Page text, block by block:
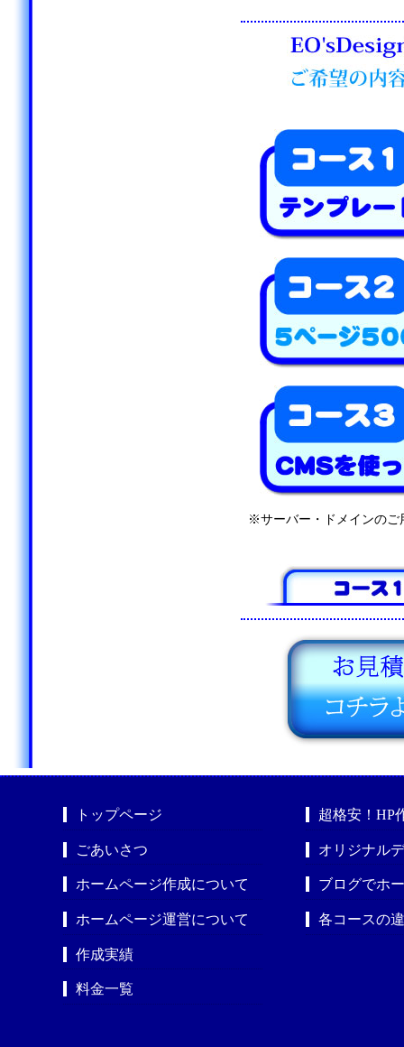
※サーバー・ドメインのご
トップページ
ごあいさつ
ホームページ作成について
ホームページ運営について
作成実績
料金一覧
超格安！HP
オリジナル
ブログでホ
各コースの